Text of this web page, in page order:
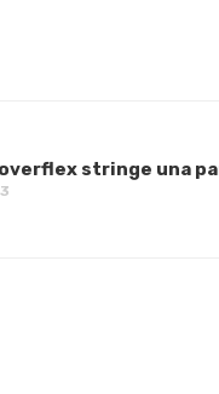
stringe una